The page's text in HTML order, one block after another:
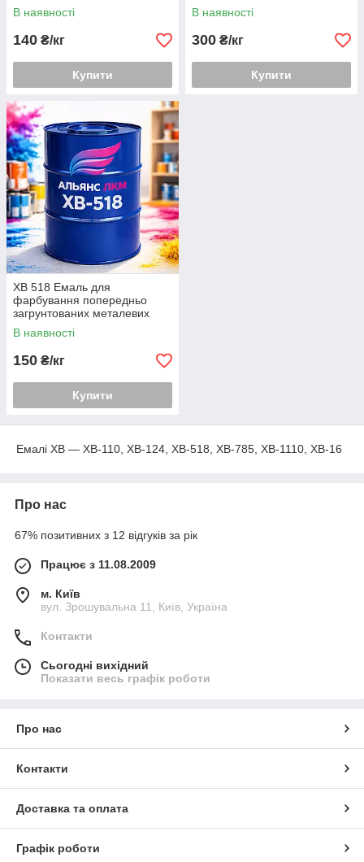
В наявності
140 ₴/кг
Купити
В наявності
300 ₴/кг
Купити
ХВ 518 Емаль для
фарбування попередньо
загрунтованих металевих
поверхонь
В наявності
150 ₴/кг
Купити
Емалі ХВ — ХВ-110, ХВ-124, ХВ-518, ХВ-785, ХВ-1110, ХВ-16
Про нас
67% позитивних з 12 відгуків за рік
Працює з 11.08.2009
м. Київ
вул. Зрошувальна 11, Київ, Україна
Контакти
Сьогодні вихідний
Показати весь графік роботи
Про нас
Контакти
Доставка та оплата
Графік роботи